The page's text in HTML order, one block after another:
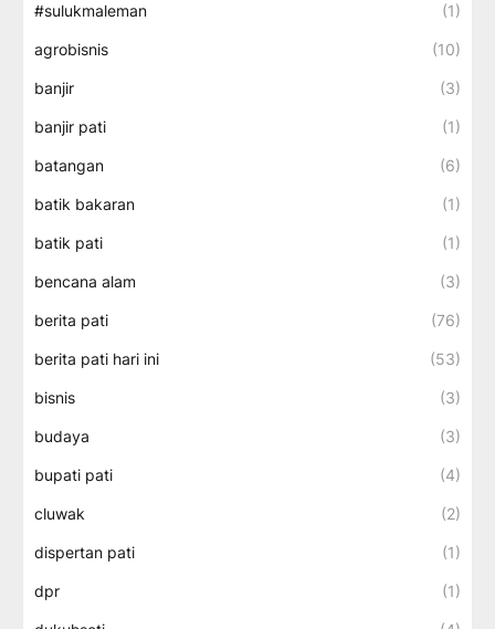
#sulukmaleman (1)
agrobisnis (10)
banjir (3)
banjir pati (1)
batangan (6)
batik bakaran (1)
batik pati (1)
bencana alam (3)
berita pati (76)
berita pati hari ini (53)
bisnis (3)
budaya (3)
bupati pati (4)
cluwak (2)
dispertan pati (1)
dpr (1)